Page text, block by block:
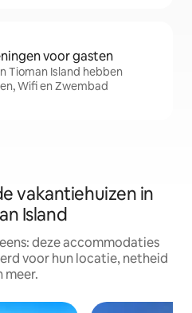
voor gasten
Tioman Island hebben
Wifi en Zwembad
vakantiehuizen in
Island
deze accommodaties
voor hun locatie, netheid
meer.